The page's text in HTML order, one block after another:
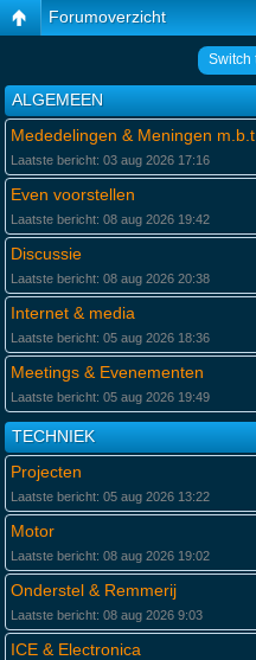
Forumoverzicht
Switch
ALGEMEEN
Mededelingen & Meningen
Laatste bericht: 03 aug 2026 17:16
Even voorstellen
Laatste bericht: 08 aug 2026 19:42
Discussie
Laatste bericht: 08 aug 2026 20:38
Internet & media
Laatste bericht: 05 aug 2026 18:36
Meetings & Evenementen
Laatste bericht: 05 aug 2026 19:49
TECHNIEK
Projecten
Laatste bericht: 05 aug 2026 13:22
Motor
Laatste bericht: 08 aug 2026 19:02
Onderstel & Remmerij
Laatste bericht: 08 aug 2026 9:03
ICE & Electronica